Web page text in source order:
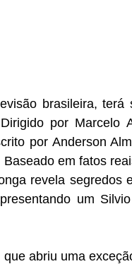
brasileira, terá
por Marcelo
por Anderson
em fatos
revela segredos
um
abriu uma